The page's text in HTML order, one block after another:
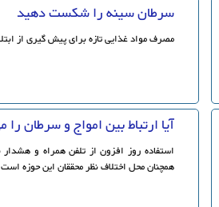
سرطان سینه را شکست دهید
مصرف مواد غذایی تازه برای پیش گیری از
آیا ارتباط بین امواج و سرطان را
استفاده روز افزون از تلفن همراه و
همچنان محل اختلاف نظر محققان این حوزه